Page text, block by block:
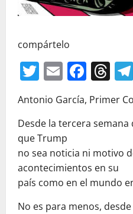
compártelo
Twitter
Email
Antonio García, Primer
Desde la tercera
que Trump
no sea noticia ni motivo
acontecimientos en su
país como en el mundo
No es para menos,